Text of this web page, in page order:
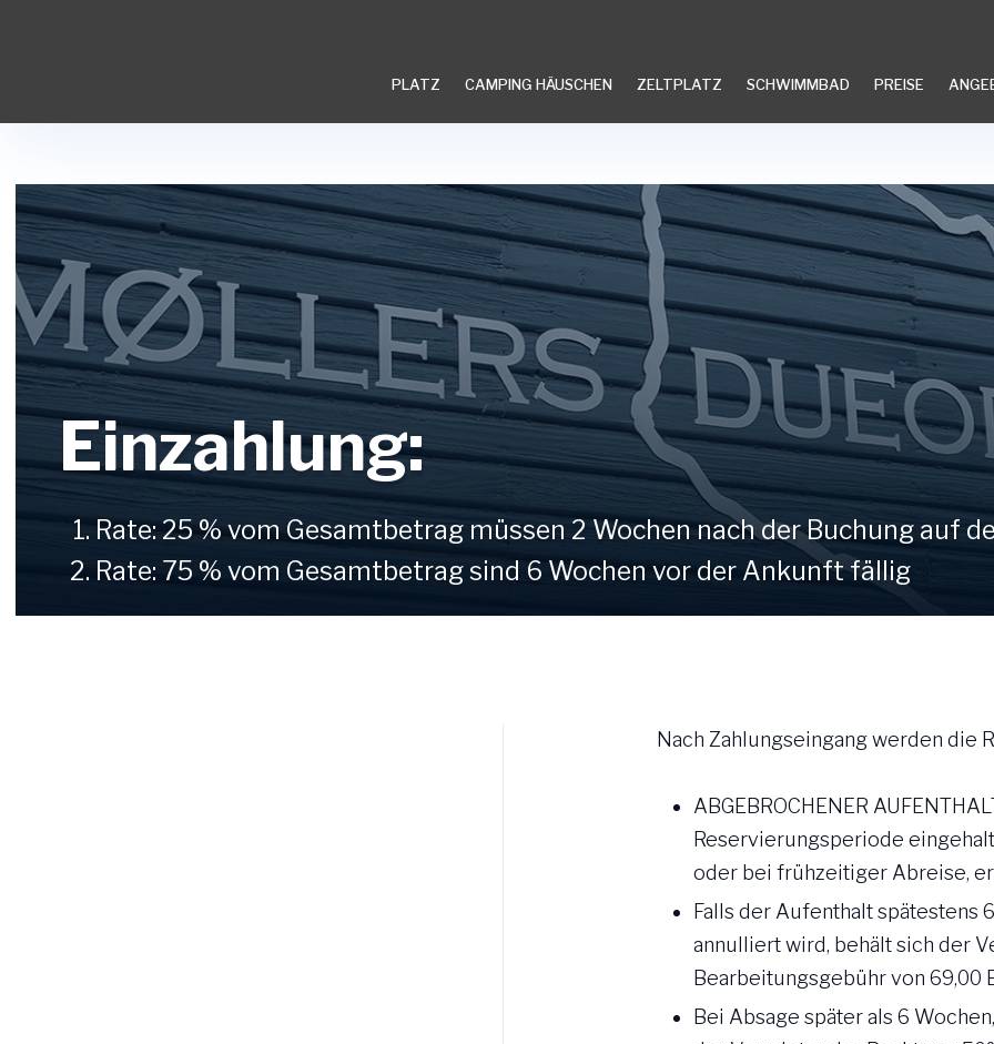
PLATZ CAMPING HÄUSCHEN ZELTPLATZ SCHWIMMBAD PREISE
Einzahlung:
Rate: 25 % vom Gesamtbetrag müssen 2 Wochen nach der Buchung auf
Rate: 75 % vom Gesamtbetrag sind 6 Wochen vor der Ankunft fällig​
Nach Zahlungseingang werden die
ABGEBROCHENER
Reservierungsperiode
oder bei frühzeitiger Abreise,
Falls der Aufenthalt spätestens
annulliert wird, behält sich der
Bearbeitungsgebühr von 69,00
Bei Absage später als 6